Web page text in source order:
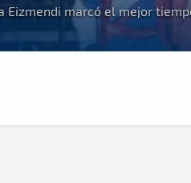
Eizmendi marcó el mejor